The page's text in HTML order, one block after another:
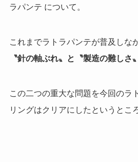
e
ラパンテ について。
これまでラトラパンテが普及しな
〝針の軸ぶれ〟と〝製造の難しさ〟
この二つの重大な問題を今回のラ
リングはクリアにしたというとこ